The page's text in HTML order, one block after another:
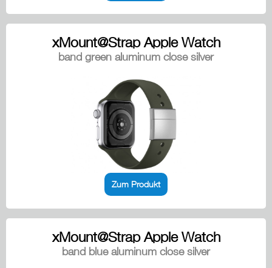
xMount@Strap Apple Watch
band green aluminum close silver
Zum Produkt
xMount@Strap Apple Watch
band blue aluminum close silver